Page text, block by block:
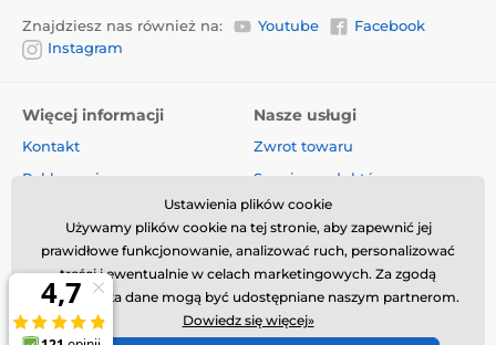
Znajdziesz nas również na: Youtube
Facebook
Instagram
Więcej informacji
Kontakt
Reklamacje
O firmie
Regulamin
Nasze usługi
Zwrot towaru
Serwis produktów
Komis
Sprzedaż hurtowa
Artykuły i aktualności
Oceny i recenzje
Ustawienia plików cookie
Używamy plików cookie na tej stronie, aby zapewnić jej
prawidłowe funkcjonowanie, analizować ruch, personalizować
treści i ewentualnie w celach marketingowych. Za zgodą
użytkownika dane mogą być udostępniane naszym partnerom.
Dowiedz się więcej»